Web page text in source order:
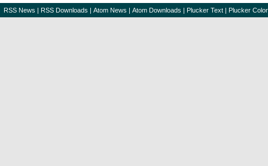
RSS News | RSS Downloads | Atom News | Atom Downloads | Plucker Text | Plucker Color